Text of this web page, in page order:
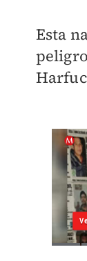
Esta